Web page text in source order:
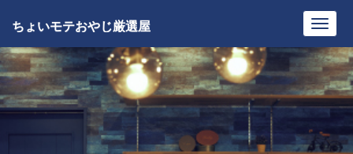
ちょいモテおやじ厳選屋